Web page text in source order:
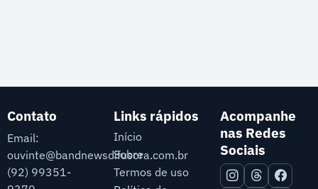
Contato
Email:
ouvinte@bandnewsdifusora.com.br
(92) 99351-
Links rápidos
Início
Sobre
Termos de uso
Acompanhe
nas Redes
Sociais